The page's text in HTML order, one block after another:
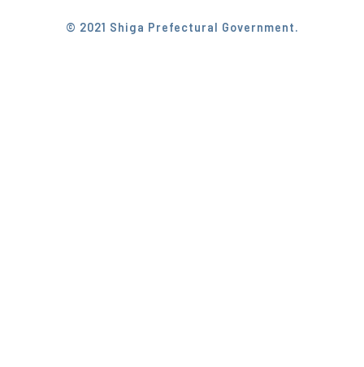
© 2021 Shiga Prefectural Government.